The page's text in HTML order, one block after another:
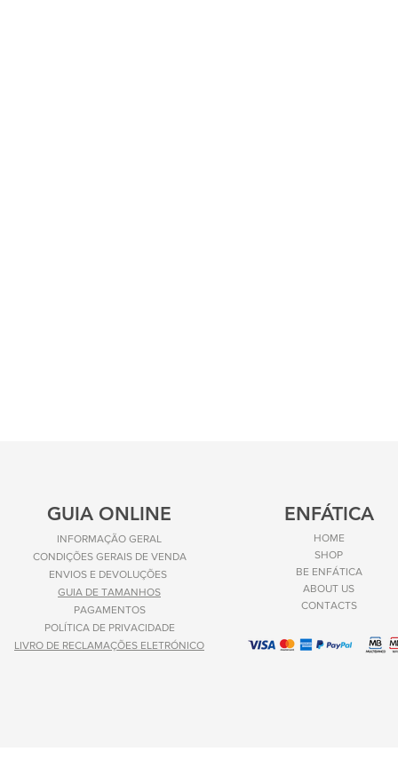
GUIA ONLINE
INFORMAÇÃO GERAL
CONDIÇÕES GERAIS DE VENDA
ENVIOS E DEVOLUÇÕES
GUIA DE TAMANHOS
PAGAMENTOS
POLÍTICA DE PRIVACIDADE
LIVRO DE RECLAMAÇÕES ELETRÓNICO
ENFÁTICA
HOME
SHOP
BE ENFÁTICA
ABOUT US
CONTACTS